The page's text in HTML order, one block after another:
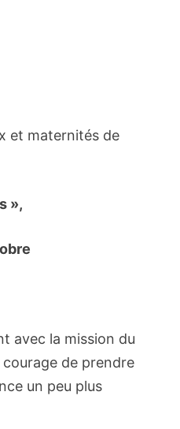
et maternités de
»,
avec la mission du
courage de prendre
un peu plus